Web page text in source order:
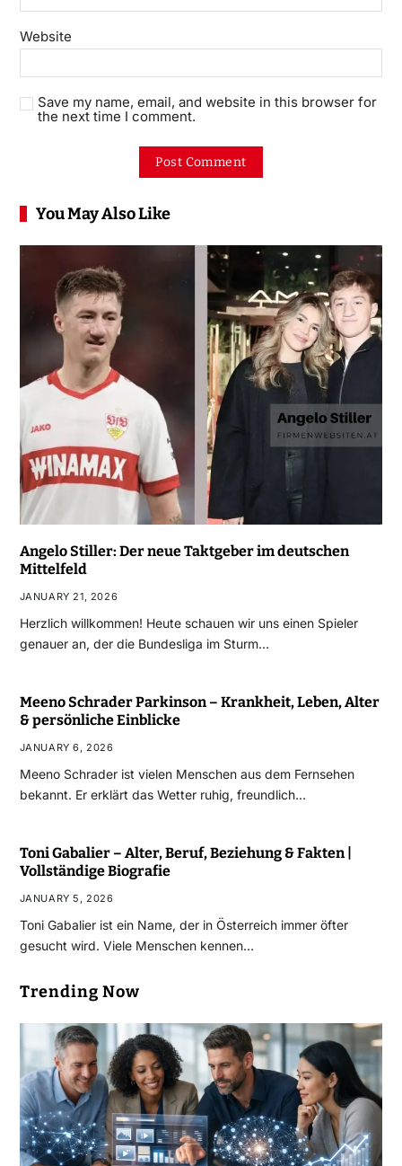
Website
Save my name, email, and website in this browser for
the next time I comment.
You May Also Like
Angelo Stiller: Der neue Taktgeber im deutschen
Mittelfeld
JANUARY 21, 2026
Herzlich willkommen! Heute schauen wir uns einen Spieler
genauer an, der die Bundesliga im Sturm…
Meeno Schrader Parkinson – Krankheit, Leben, Alter
& persönliche Einblicke
JANUARY 6, 2026
Meeno Schrader ist vielen Menschen aus dem Fernsehen
bekannt. Er erklärt das Wetter ruhig, freundlich…
Toni Gabalier – Alter, Beruf, Beziehung & Fakten |
Vollständige Biografie
JANUARY 5, 2026
Toni Gabalier ist ein Name, der in Österreich immer öfter
gesucht wird. Viele Menschen kennen…
Trending Now